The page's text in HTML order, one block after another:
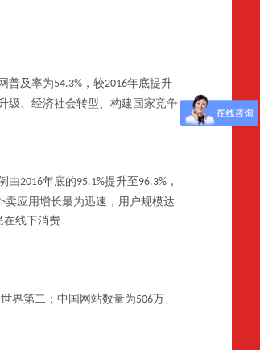
普及率为54.3% ，较2016年底提升
级、经济社会转型、构建国家竞争
由2016年底的95.1%提升至 96.3% ，
应用增长最为迅速，用户规模达
在线下消费
界第二；中国网站数量为506万